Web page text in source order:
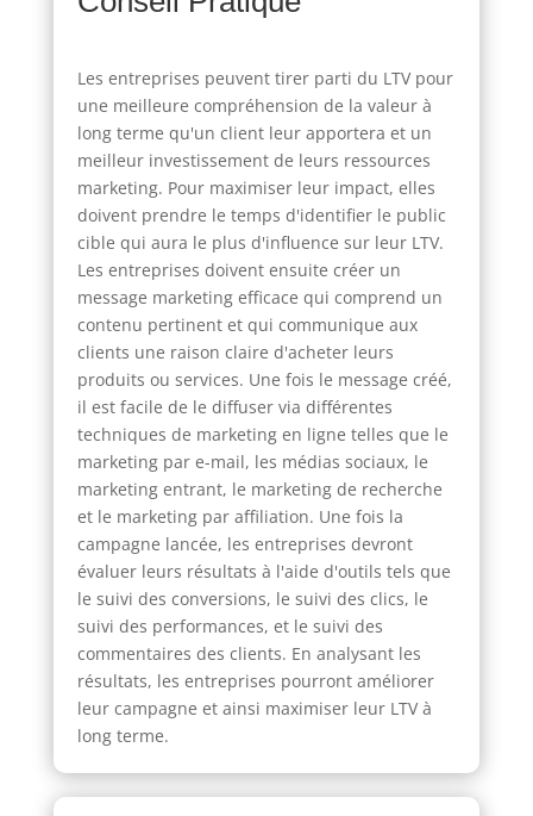
Les entreprises peuvent tirer parti du LTV pour
une meilleure compréhension de la valeur à
long terme qu'un client leur apportera et un
meilleur investissement de leurs ressources
marketing. Pour maximiser leur impact, elles
doivent prendre le temps d'identifier le public
cible qui aura le plus d'influence sur leur LTV.
Les entreprises doivent ensuite créer un
message marketing efficace qui comprend un
contenu pertinent et qui communique aux
clients une raison claire d'acheter leurs
produits ou services. Une fois le message créé,
il est facile de le diffuser via différentes
techniques de marketing en ligne telles que le
marketing par e-mail, les médias sociaux, le
marketing entrant, le marketing de recherche
et le marketing par affiliation. Une fois la
campagne lancée, les entreprises devront
évaluer leurs résultats à l'aide d'outils tels que
le suivi des conversions, le suivi des clics, le
suivi des performances, et le suivi des
commentaires des clients. En analysant les
résultats, les entreprises pourront améliorer
leur campagne et ainsi maximiser leur LTV à
long terme.